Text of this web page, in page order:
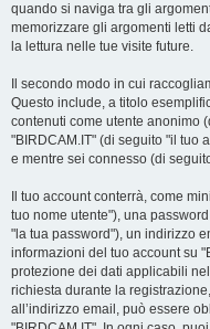
quando si naviga tra gli
memorizzare gli argomenti letti
la lettura nelle tue visite future.
Il secondo modo in cui
Questo include, a titolo
contenuti come utente anonimo
"BIRDCAM.IT" (di seguito "il tuo
e mentre sei connesso (di
Il tuo account conterrà, come
tuo nome utente"), una
"la tua password"), un indirizzo
informazioni del tuo account su
protezione dei dati applicabili
richiesta durante la
all’indirizzo email, può essere